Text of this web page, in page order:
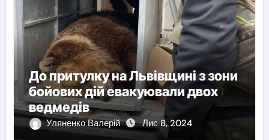
До притулку на Львівщині з зони
бойових дій евакуювали двох
ведмедів
Уляненко Валерій Лис 8, 2024